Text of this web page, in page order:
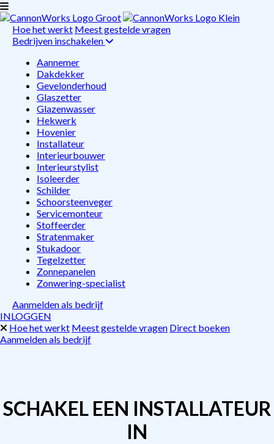
Hoe het werkt Meest gestelde vragen
Bedrijven inschakelen
Aannemer
Dakdekker
Gevelonderhoud
Glaszetter
Glazenwasser
Hekwerk
Hovenier
Installateur
Interieurbouwer
Interieurstylist
Isoleerder
Schilder
Schoorsteenveger
Servicemonteur
Stoffeerder
Stratenmaker
Stukadoor
Tegelzetter
Zonnepanelen
Zonwering-specialist
Aanmelden als bedrijf
INLOGGEN
Hoe het werkt Meest gestelde vragen Direct boeken
Aanmelden als bedrijf
SCHAKEL EEN INSTALLATEUR
IN